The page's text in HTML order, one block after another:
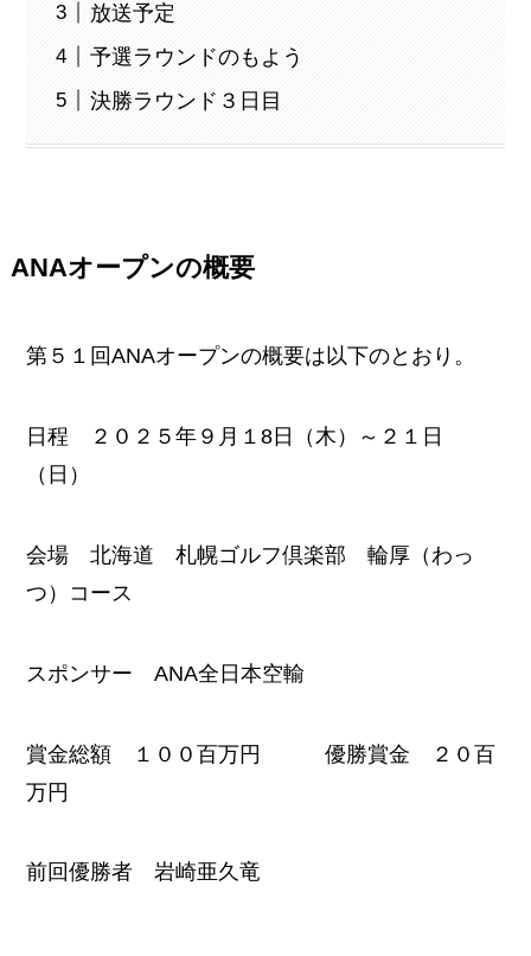
放送予定
予選ラウンドのもよう
決勝ラウンド３日目
ANAオープンの概要
第５１回ANAオープンの概要は以下のとおり。
日程 ２０２５年９月１8日（木）～２１日
（日）
会場 北海道 札幌ゴルフ倶楽部 輪厚（わっ
つ）コース
スポンサー ANA全日本空輸
賞金総額 １００百万円 優勝賞金 ２０百
万円
前回優勝者 岩崎亜久竜